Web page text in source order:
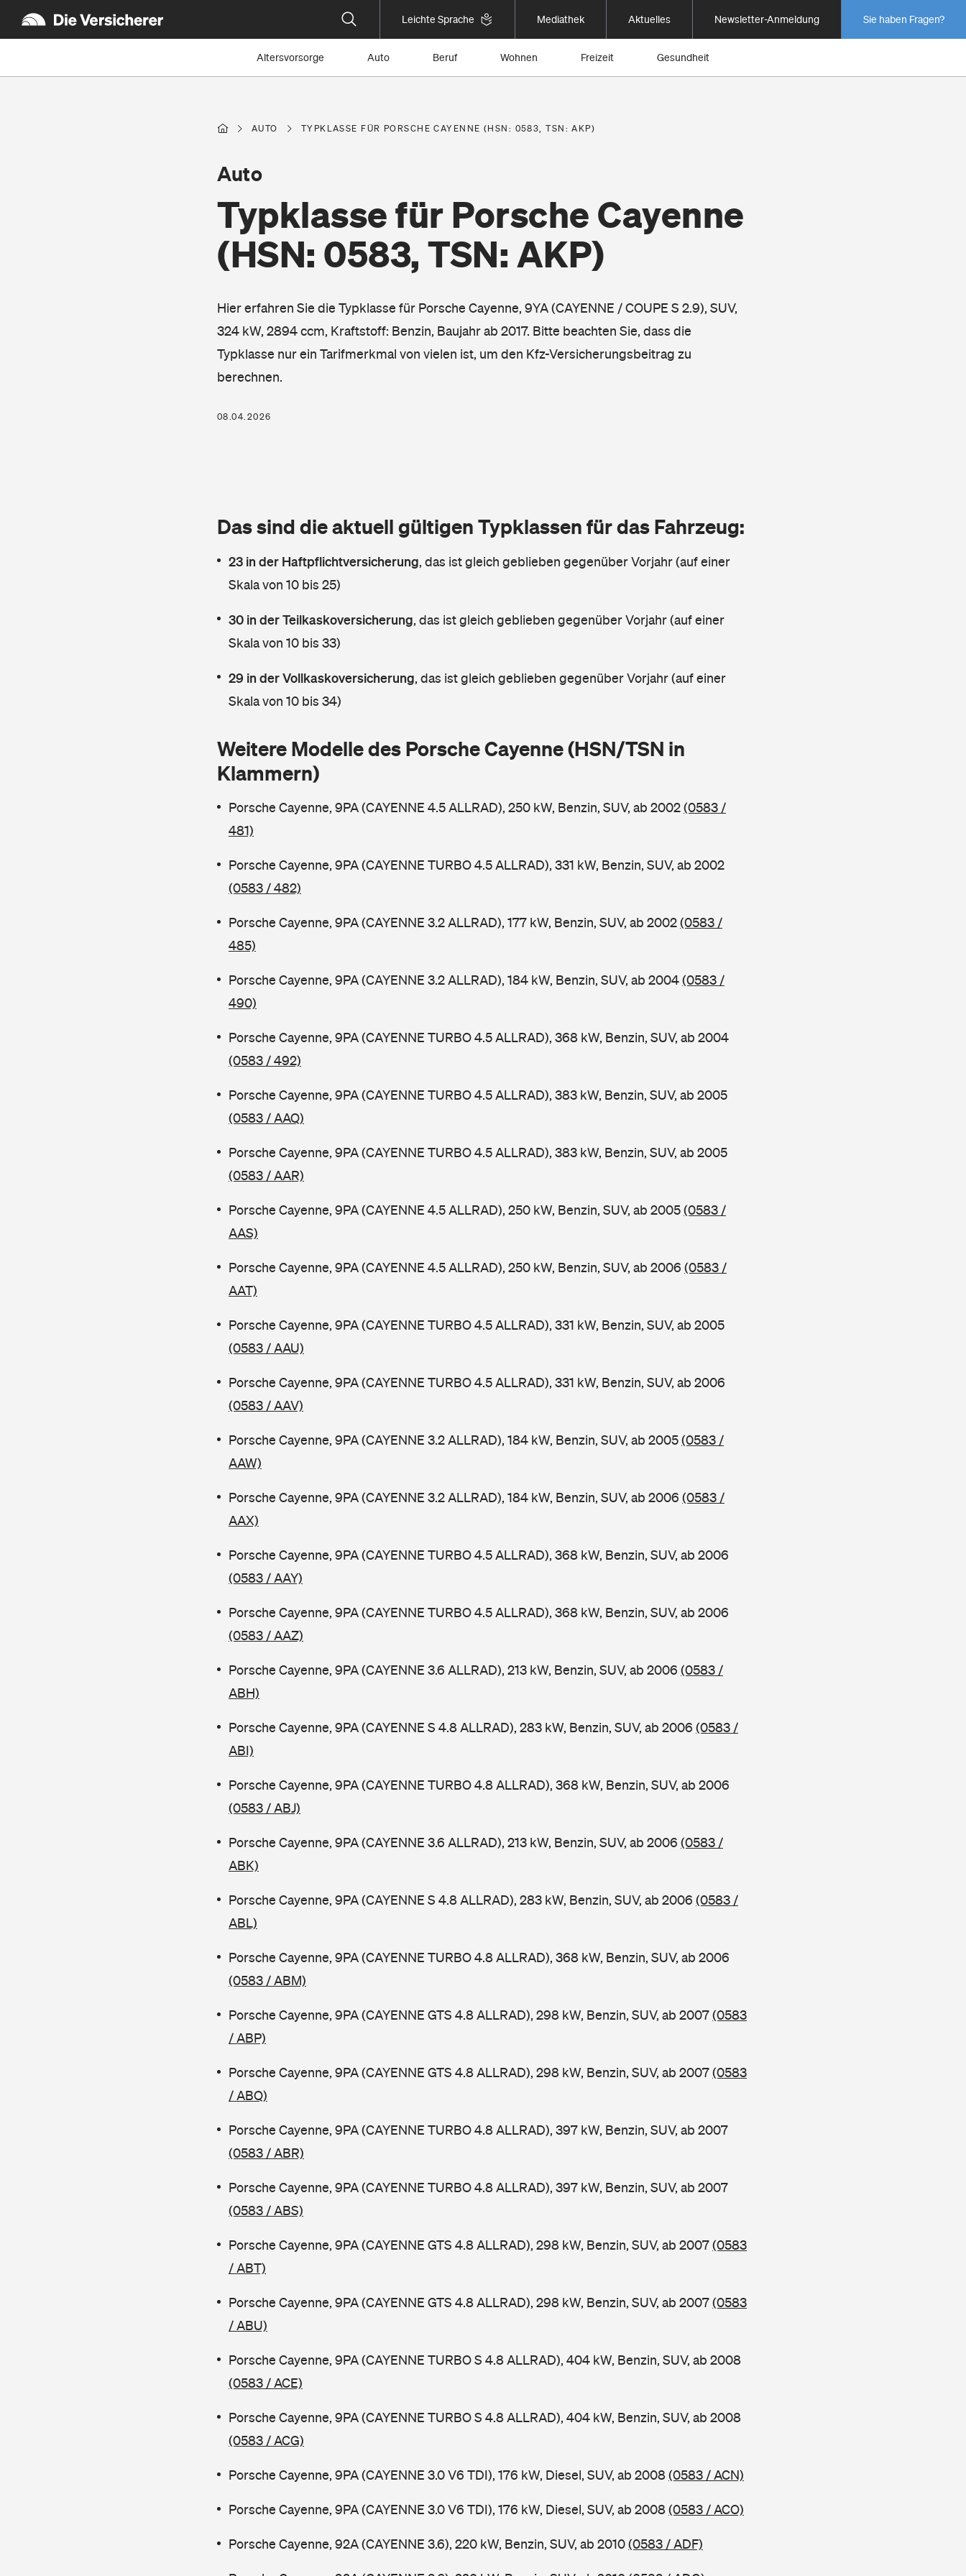
Leichte Sprache Mediathek Aktuelles Newsletter-Anmeldung Sie haben Fragen?
Altersvorsorge Auto Beruf Wohnen Freizeit Gesundheit
AUTO TYPKLASSE FÜR PORSCHE CAYENNE (HSN: 0583, TSN: AKP)
Typklasse für Porsche Cayenne
(HSN: 0583, TSN: AKP)
Auto
Hier erfahren Sie die Typklasse für Porsche Cayenne, 9YA (CAYENNE / COUPE S 2.9), SUV,
324 kW, 2894 ccm, Kraftstoff: Benzin, Baujahr ab 2017. Bitte beachten Sie, dass die
Typklasse nur ein Tarifmerkmal von vielen ist, um den Kfz-Versicherungsbeitrag zu
berechnen.
08.04.2026
Das sind die aktuell gültigen Typklassen für das Fahrzeug:
23 in der Haftpflichtversicherung, das ist gleich geblieben gegenüber Vorjahr (auf einer
Skala von 10 bis 25)
30 in der Teilkaskoversicherung, das ist gleich geblieben gegenüber Vorjahr (auf einer
Skala von 10 bis 33)
29 in der Vollkaskoversicherung, das ist gleich geblieben gegenüber Vorjahr (auf einer
Skala von 10 bis 34)
Weitere Modelle des Porsche Cayenne (HSN/TSN in
Klammern)
Porsche Cayenne, 9PA (CAYENNE 4.5 ALLRAD), 250 kW, Benzin, SUV, ab 2002(0583 /
481)
Porsche Cayenne, 9PA (CAYENNE TURBO 4.5 ALLRAD), 331 kW, Benzin, SUV, ab 2002
(0583 / 482)
Porsche Cayenne, 9PA (CAYENNE 3.2 ALLRAD), 177 kW, Benzin, SUV, ab 2002(0583 /
485)
Porsche Cayenne, 9PA (CAYENNE 3.2 ALLRAD), 184 kW, Benzin, SUV, ab 2004(0583 /
490)
Porsche Cayenne, 9PA (CAYENNE TURBO 4.5 ALLRAD), 368 kW, Benzin, SUV, ab 2004
(0583 / 492)
Porsche Cayenne, 9PA (CAYENNE TURBO 4.5 ALLRAD), 383 kW, Benzin, SUV, ab 2005
(0583 / AAQ)
Porsche Cayenne, 9PA (CAYENNE TURBO 4.5 ALLRAD), 383 kW, Benzin, SUV, ab 2005
(0583 / AAR)
Porsche Cayenne, 9PA (CAYENNE 4.5 ALLRAD), 250 kW, Benzin, SUV, ab 2005(0583 /
AAS)
Porsche Cayenne, 9PA (CAYENNE 4.5 ALLRAD), 250 kW, Benzin, SUV, ab 2006 (0583 /
AAT)
Porsche Cayenne, 9PA (CAYENNE TURBO 4.5 ALLRAD), 331 kW, Benzin, SUV, ab 2005
(0583 / AAU)
Porsche Cayenne, 9PA (CAYENNE TURBO 4.5 ALLRAD), 331 kW, Benzin, SUV, ab 2006
(0583 / AAV)
Porsche Cayenne, 9PA (CAYENNE 3.2 ALLRAD), 184 kW, Benzin, SUV, ab 2005(0583 /
AAW)
Porsche Cayenne, 9PA (CAYENNE 3.2 ALLRAD), 184 kW, Benzin, SUV, ab 2006 (0583 /
AAX)
Porsche Cayenne, 9PA (CAYENNE TURBO 4.5 ALLRAD), 368 kW, Benzin, SUV, ab 2006
(0583 / AAY)
Porsche Cayenne, 9PA (CAYENNE TURBO 4.5 ALLRAD), 368 kW, Benzin, SUV, ab 2006
(0583 / AAZ)
Porsche Cayenne, 9PA (CAYENNE 3.6 ALLRAD), 213 kW, Benzin, SUV, ab 2006 (0583 /
ABH)
Porsche Cayenne, 9PA (CAYENNE S 4.8 ALLRAD), 283 kW, Benzin, SUV, ab 2006 (0583 /
ABI)
Porsche Cayenne, 9PA (CAYENNE TURBO 4.8 ALLRAD), 368 kW, Benzin, SUV, ab 2006
(0583 / ABJ)
Porsche Cayenne, 9PA (CAYENNE 3.6 ALLRAD), 213 kW, Benzin, SUV, ab 2006 (0583 /
ABK)
Porsche Cayenne, 9PA (CAYENNE S 4.8 ALLRAD), 283 kW, Benzin, SUV, ab 2006 (0583 /
ABL)
Porsche Cayenne, 9PA (CAYENNE TURBO 4.8 ALLRAD), 368 kW, Benzin, SUV, ab 2006
(0583 / ABM)
Porsche Cayenne, 9PA (CAYENNE GTS 4.8 ALLRAD), 298 kW, Benzin, SUV, ab 2007(0583
/ ABP)
Porsche Cayenne, 9PA (CAYENNE GTS 4.8 ALLRAD), 298 kW, Benzin, SUV, ab 2007(0583
/ ABQ)
Porsche Cayenne, 9PA (CAYENNE TURBO 4.8 ALLRAD), 397 kW, Benzin, SUV, ab 2007
(0583 / ABR)
Porsche Cayenne, 9PA (CAYENNE TURBO 4.8 ALLRAD), 397 kW, Benzin, SUV, ab 2007
(0583 / ABS)
Porsche Cayenne, 9PA (CAYENNE GTS 4.8 ALLRAD), 298 kW, Benzin, SUV, ab 2007(0583
/ ABT)
Porsche Cayenne, 9PA (CAYENNE GTS 4.8 ALLRAD), 298 kW, Benzin, SUV, ab 2007(0583
/ ABU)
Porsche Cayenne, 9PA (CAYENNE TURBO S 4.8 ALLRAD), 404 kW, Benzin, SUV, ab 2008
(0583 / ACE)
Porsche Cayenne, 9PA (CAYENNE TURBO S 4.8 ALLRAD), 404 kW, Benzin, SUV, ab 2008
(0583 / ACG)
Porsche Cayenne, 9PA (CAYENNE 3.0 V6 TDI), 176 kW, Diesel, SUV, ab 2008(0583 / ACN)
Porsche Cayenne, 9PA (CAYENNE 3.0 V6 TDI), 176 kW, Diesel, SUV, ab 2008(0583 / ACO)
Porsche Cayenne, 92A (CAYENNE 3.6), 220 kW, Benzin, SUV, ab 2010(0583 / ADF)